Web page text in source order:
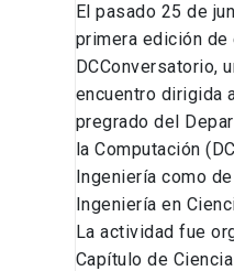
El pasado 25 de
primera edición de
DCConversatorio,
encuentro dirigida
pregrado del
la Computación
Ingeniería como
Ingeniería en
La actividad fue
Capítulo de